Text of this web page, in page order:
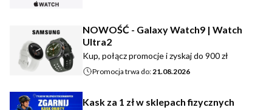
NOWOŚĆ - Galaxy Watch9 | Watch
Ultra2
Kup, połącz promocje i zyskaj do 900 zł
Promocja trwa do:21.08.2026
Kask za 1 zł w sklepach fizycznych